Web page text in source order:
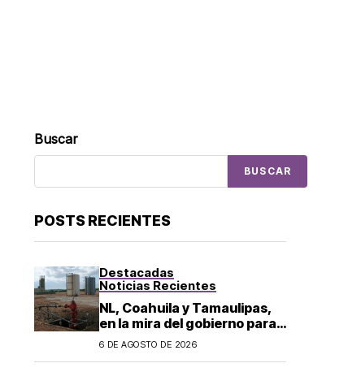
Buscar
BUSCAR
POSTS RECIENTES
Destacadas
Noticias Recientes
NL, Coahuila y Tamaulipas,
en la mira del gobierno para
fracking
6 DE AGOSTO DE 2026